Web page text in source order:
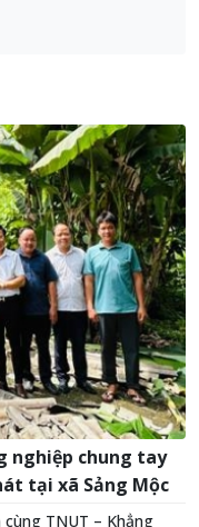
nghiệp chung tay
tại xã Sảng Mộc
TNUT – Khẳng